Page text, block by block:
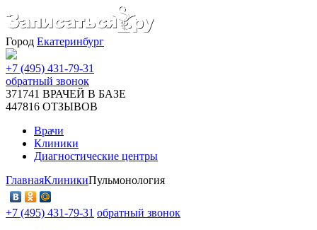
Город Екатеринбург
+7 (495) 431-79-31
обратный звонок
371741 ВРАЧЕЙ В БАЗЕ
447816 ОТЗЫВОВ
Врачи
Клиники
Диагностические центры
ГлавнаяКлиникиПульмонология
+7 (495) 431-79-31 обратный звонок